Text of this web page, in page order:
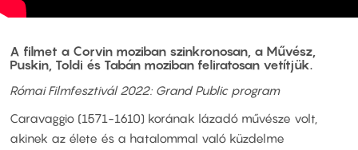
A filmet a Corvin moziban szinkronosan, a Művész,
Puskin, Toldi és Tabán moziban feliratosan vetítjük.
Római Filmfesztivál 2022: Grand Public program
Caravaggio (1571-1610) korának lázadó művésze volt,
akinek az élete és a hatalommal való küzdelme